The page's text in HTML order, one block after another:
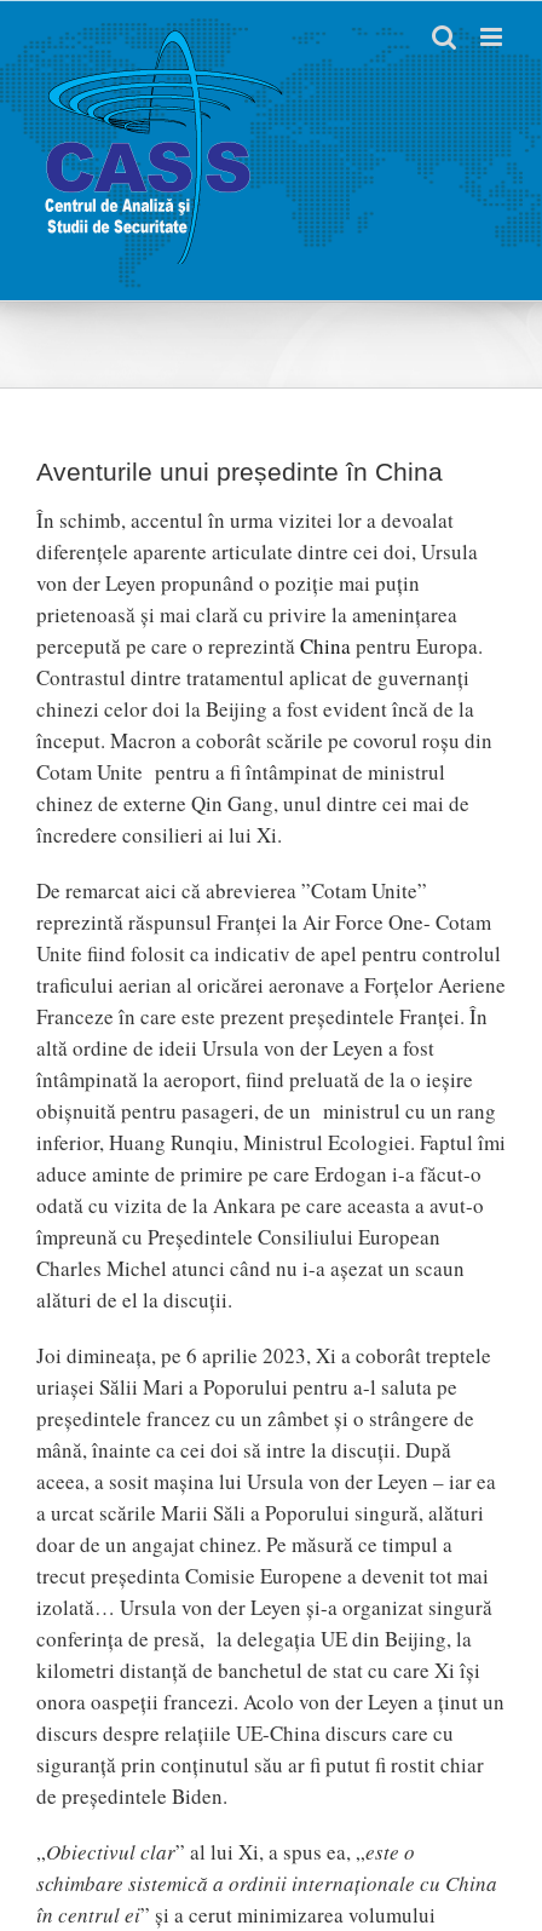
content
Aventurile unui președinte în China
În schimb, accentul în urma vizitei lor a devoalat
diferențele aparente articulate dintre cei doi, Ursula
von der Leyen propunând o poziție mai puțin
prietenoasă și mai clară cu privire la amenințarea
percepută pe care o reprezintăChinapentru Europa.
Contrastul dintre tratamentul aplicat de guvernanți
chinezi celor doi la Beijing a fost evident încă de la
început. Macron a coborât scările pe covorul roșu din
Cotam Unite pentru a fi întâmpinat de ministrul
chinez de externe Qin Gang, unul dintre cei mai de
încredere consilieri ai lui Xi.
De remarcat aici că abrevierea ”Cotam Unite”
reprezintă răspunsul Franței la Air Force One- Cotam
Unite fiind folosit ca indicativ de apel pentru controlul
traficului aerian al oricărei aeronave a Forțelor Aeriene
Franceze în care este prezent președintele Franței. În
altă ordine de ideii Ursula von der Leyen a fost
întâmpinată la aeroport, fiind preluată de la o ieșire
obișnuită pentru pasageri, de un ministrul cu un rang
inferior, Huang Runqiu, Ministrul Ecologiei. Faptul îmi
aduce aminte de primire pe care Erdogan i-a făcut-o
odată cu vizita de la Ankara pe care aceasta a avut-o
împreună cu Președintele Consiliului European
Charles Michel atunci când nu i-a așezat un scaun
alături de el la discuții.
Joi dimineața, pe 6 aprilie 2023, Xi a coborât treptele
uriașei Sălii Mari a Poporului pentru a-l saluta pe
președintele francez cu un zâmbet și o strângere de
mână, înainte ca cei doi să intre la discuții. După
aceea, a sosit mașina lui Ursula von der Leyen – iar ea
a urcat scările Marii Săli a Poporului singură, alături
doar de un angajat chinez. Pe măsură ce timpul a
trecut președinta Comisie Europene a devenit tot mai
izolată… Ursula von der Leyen și-a organizat singură
conferința de presă, la delegația UE din Beijing, la
kilometri distanță de banchetul de stat cu care Xi își
onora oaspeții francezi. Acolo von der Leyen a ținut un
discurs despre relațiile UE-China discurs care cu
siguranță prin conținutul său ar fi putut fi rostit chiar
de președintele Biden.
„Obiectivul clar” al lui Xi, a spus ea, „este o
schimbare sistemică a ordinii internaționale cu China
în centrul ei” și a cerut minimizarea volumului